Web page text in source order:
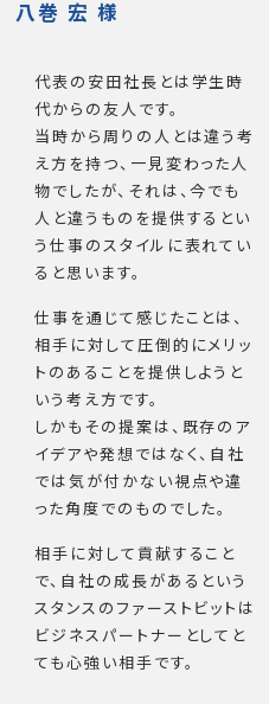
巻 宏 様
代表の安田社長とは学生時
代からの友人です。
当時から周りの人とは違う考
え方を持つ、一見変わった人
物でしたが、それは、今でも
人と違うものを提供するとい
う仕事のスタイルに表れてい
ると思います。
仕事を通じて感じたことは、
相手に対して圧倒的にメリッ
トのあることを提供しようと
いう考え方です。
しかもその提案は、既存のア
イデアや発想ではなく、自社
では気が付かない視点や違
った角度でのものでした。
相手に対して貢献すること
で、自社の成長があるという
スタンスのファーストビットは
ビジネスパートナーとしてと
ても心強い相手です。